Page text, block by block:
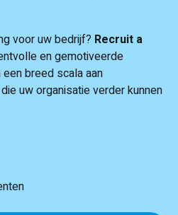
voor uw bedrijf? Recruit a
en gemotiveerde
breed scala aan
uw organisatie verder kunnen